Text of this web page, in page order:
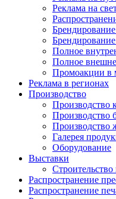
Реклама на
Полное
Полное
Промоакции в
Реклама в регионах
Производство
Производство
Производство
Производство
Галерея
Оборудование
Выставки
Распространение
Распространение